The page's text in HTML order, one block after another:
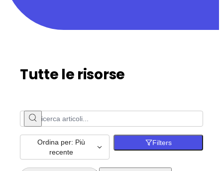
Tutte le risorse
Ordina per: Più
recente
Filters